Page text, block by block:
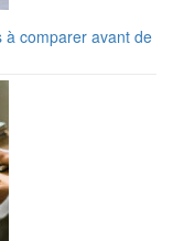
à comparer avant de